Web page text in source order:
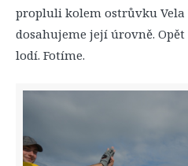
propluli kolem ostrůvku Vela
dosahujeme její úrovně.
lodí. Fotíme.